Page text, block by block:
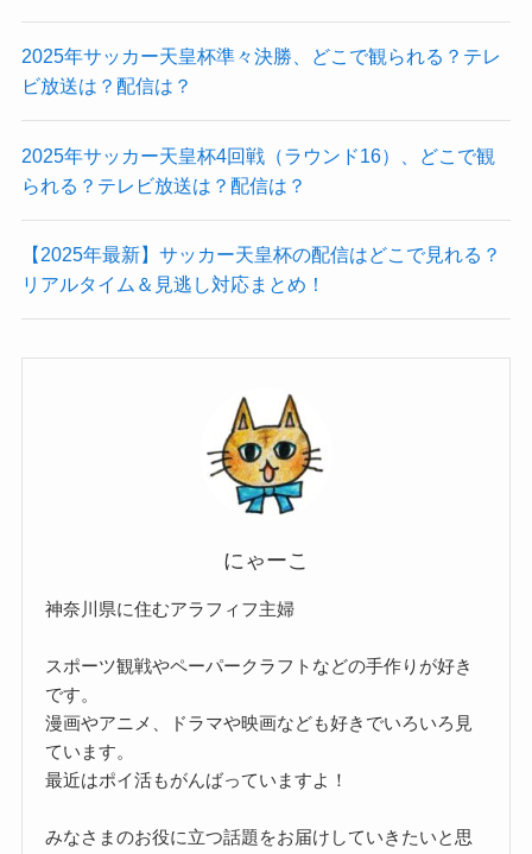
2025年サッカー天皇杯準々決勝、どこで観られる？テレ
ビ放送は？配信は？
2025年サッカー天皇杯4回戦（ラウンド16）、どこで観
られる？テレビ放送は？配信は？
【2025年最新】サッカー天皇杯の配信はどこで見れる？
リアルタイム＆見逃し対応まとめ！
にゃーこ
神奈川県に住むアラフィフ主婦
スポーツ観戦やペーパークラフトなどの手作りが好き
です。
漫画やアニメ、ドラマや映画なども好きでいろいろ見
ています。
最近はポイ活もがんばっていますよ！
みなさまのお役に立つ話題をお届けしていきたいと思